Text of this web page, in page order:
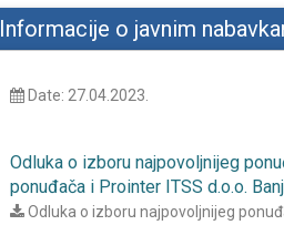
Informacije o javnim
Date: 27.04.2023.
Odluka o izboru najpovoljnijeg
ponuđača i Prointer ITSS d.o.o.
Odluka o izboru najpovoljnijeg